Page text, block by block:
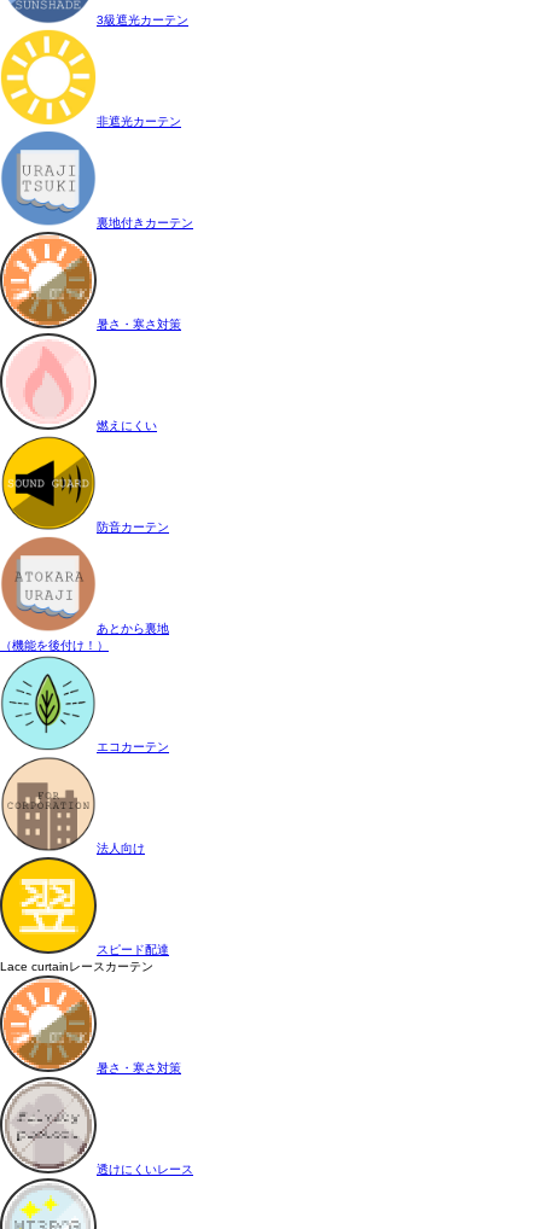
3級遮光カーテン
非遮光カーテン
裏地付きカーテン
暑さ・寒さ対策
燃えにくい
防音カーテン
あとから裏地
（機能を後付け！）
エコカーテン
法人向け
スピード配達
Lace curtainレースカーテン
暑さ・寒さ対策
透けにくいレース